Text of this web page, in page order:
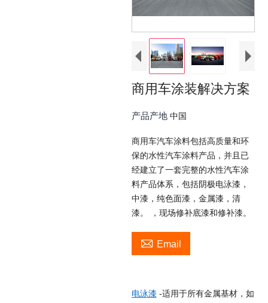
商用车涂装解决方案
产品产地 中国
商用车汽车涂料包括高质量和环
保的水性汽车涂料产品，并且已
经建立了一套完整的水性汽车涂
料产品体系，包括阴极电泳漆，
中漆，纯色面漆，金属漆，清
漆。 ，现场修补底漆和修补漆。
 Email
电泳漆-适用于所有金属基材，如